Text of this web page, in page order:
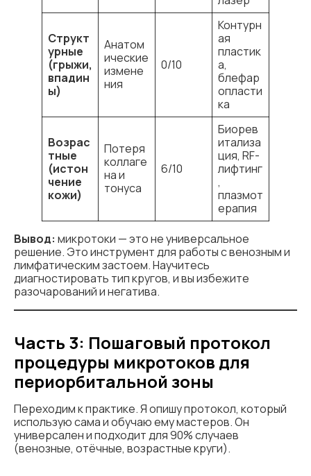
Структ
урные
(грыжи,
впадин
ы)
Анатом
ические
измене
ния
0/10
Контурн
ая
пластик
а,
блефар
опласти
ка
Возрас
тные
(истон
чение
кожи)
Потеря
коллаге
на и
тонуса
6/10
Биорев
итализа
ция, RF-
лифтинг
,
плазмот
ерапия
Вывод: микротоки — это не универсальное
решение. Это инструмент для работы с венозным и
лимфатическим застоем. Научитесь
диагностировать тип кругов, и вы избежите
разочарований и негатива.
Часть 3: Пошаговый протокол
процедуры микротоков для
периорбитальной зоны
Переходим к практике. Я опишу протокол, который
использую сама и обучаю ему мастеров. Он
универсален и подходит для 90% случаев
(венозные, отёчные, возрастные круги).